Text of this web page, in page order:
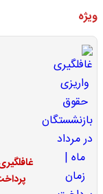
ویژه